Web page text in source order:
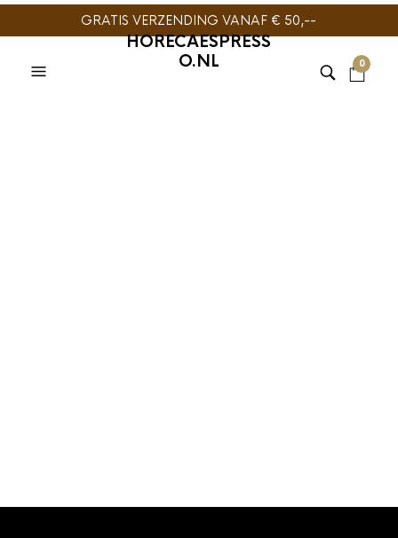
GRATIS VERZENDING VANAF € 50,--
HORECAESPRESS
O.NL
0